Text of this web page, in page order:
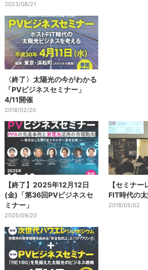
2023/08/21
〈終了〉太陽光の今がわかる
「PVビジネスセミナー」
4/11開催
2018/02/20
【終了】2025年12月12日
(金)「第36回PVビジネスセ
ミナー」
2025/09/20
【セミナ
FIT時代の
2018/05/02